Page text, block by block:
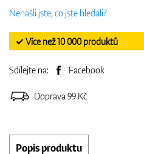
Nenašli jste, co jste hledali?
✓ Více než 10 000 produktů
Sdílejte na: Facebook
Doprava 99 Kč
Popis produktu